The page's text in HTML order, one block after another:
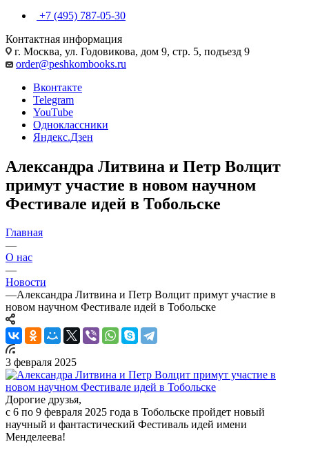
+7 (495) 787-05-30
Контактная информация
г. Москва, ул. Годовикова, дом 9, стр. 5, подъезд 9
order@peshkombooks.ru
Вконтакте
Telegram
YouTube
Одноклассники
Яндекс.Дзен
Александра Литвина и Петр Волцит
примут участие в новом научном
Фестивале идей в Тобольске
Главная
—
О нас
—
Новости
—Александра Литвина и Петр Волцит примут участие в
новом научном Фестивале идей в Тобольске
3 февраля 2025
Дорогие друзья,
с 6 по 9 февраля 2025 года в Тобольске пройдет новый
научный и фантастический Фестиваль идей имени
Менделеева!